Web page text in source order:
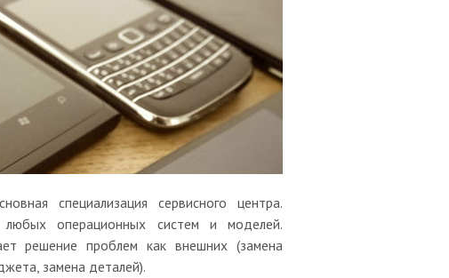
специализация сервисного центра.
операционных систем и моделей.
решение проблем как внешних (замена
замена деталей).